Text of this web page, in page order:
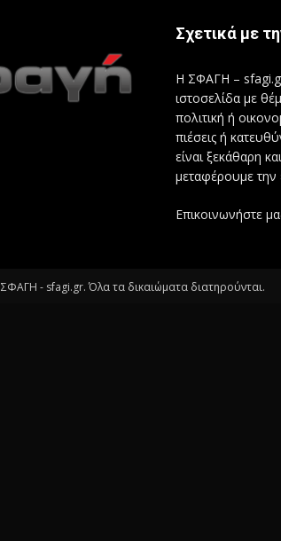
Σχετικά με
Η ΣΦΑΓΗ – sfagi.gr
ιστοσελίδα με
πολιτική ή
πιέσεις ή
είναι ξεκάθαρη
μεταφέρουμε την
Επικοινωνήστε
ΣΦΑΓΗ - sfagi.gr. Όλα τα δικαιώματα διατηρούνται.